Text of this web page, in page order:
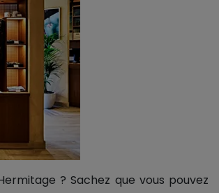
? Sachez que vous pouvez